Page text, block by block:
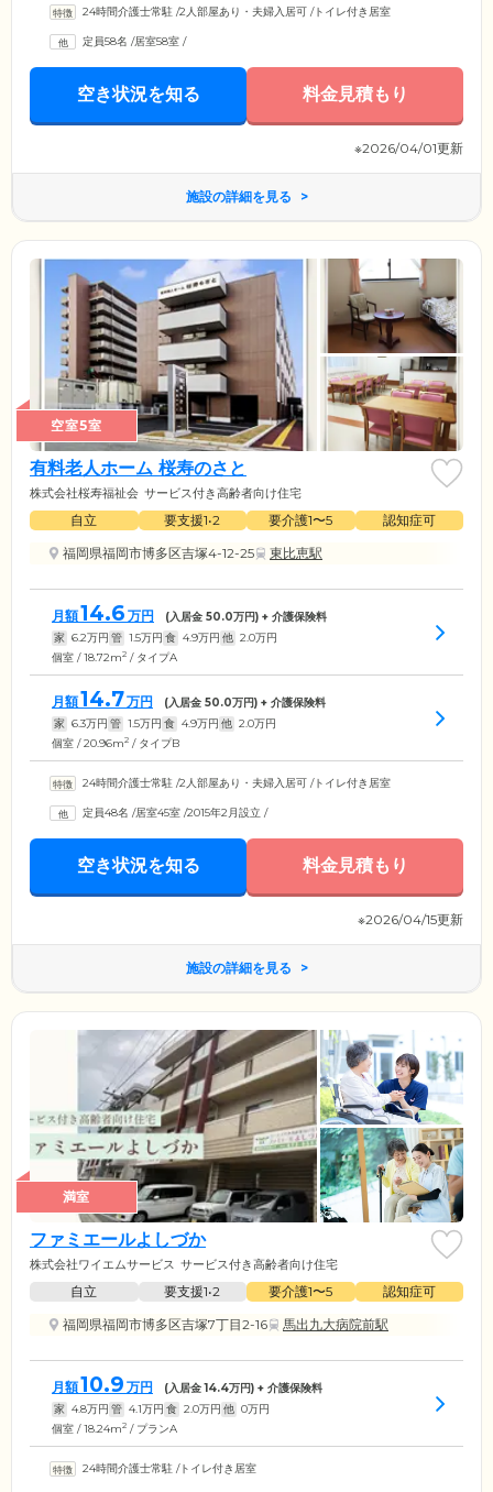
24時間介護士常駐 /2人部屋あり・夫婦入居可 /トイレ付き居室
定員58名 /居室58室 /
空き状況を知る 料金見積もり
※2026/04/01更新
施設の詳細を見る
空室5室
有料老人ホーム 桜寿のさと
株式会社桜寿福祉会 サービス付き高齢者向け住宅
自立 要支援1•2 要介護1〜5
認知症可
福岡県福岡市博多区吉塚4-12-25
東比恵駅
月額14.6 万円 (入居金 50.0万円) + 介護保険料
家 6.2万円 管 1.5万円 食 4.9万円 他 2.0万円
個室 / 18.72m2 / タイプA
月額14.7万円 (入居金 50.0万円) + 介護保険料
家 6.3万円 管 1.5万円 食 4.9万円 他 2.0万円
個室 / 20.96m2 / タイプB
24時間介護士常駐 /2人部屋あり・夫婦入居可 /トイレ付き居室
定員48名 /居室45室 /2015年2月設立 /
空き状況を知る 料金見積もり
※2026/04/15更新
施設の詳細を見る
満室
ファミエールよしづか
株式会社ワイエムサービス サービス付き高齢者向け住宅
自立 要支援1•2 要介護1〜5
認知症可
福岡県福岡市博多区吉塚7丁目2-16
馬出九大病院前駅
月額10.9 万円 (入居金14.4万円) + 介護保険料
家 4.8万円 管 4.1万円 食 2.0万円 他 0万円
個室 / 18.24m2 / プランA
24時間介護士常駐 /トイレ付き居室